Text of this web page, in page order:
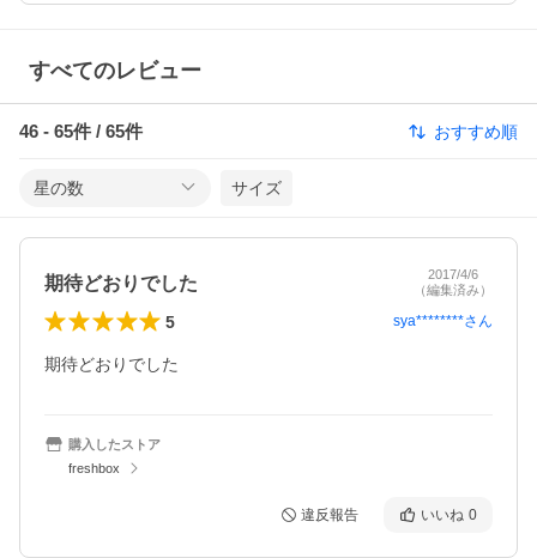
すべてのレビュー
46 - 65件 / 65件 おすすめ順
星の数 サイズ
期待どおりでした
2017/4/6
（編集済み）
5 sya********さん
期待どおりでした
購入したストア
freshbox
違反報告 いいね 0